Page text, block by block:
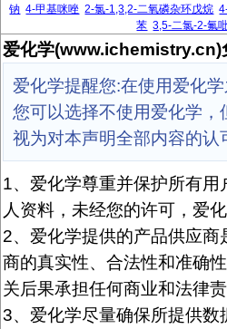
钠 4-甲基咪唑 2-氯-1,3,2-二氧磷杂环戊烷
苯 3,5-二氯-2-氟
爱化学(www.ichemistry.cn)
爱化学提醒您:在使用爱化
您可以选择不使用爱化学
视为对本声明全部内容的认
1、爱化学尊重并保护所有
人资料，未经您的许可，爱
2、爱化学提供的产品供应
商的真实性、合法性和准确
关后果承担任何商业和法律责
3、爱化学尽量确保所提供